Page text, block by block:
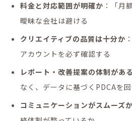
料金と対応範囲が明確か ：「月
曖昧な会社は避ける
クリエイティブの品質は十分か
アカウントを必ず確認する
レポート・改善提案の体制があ
なく、データに基づくPDCAを
コミュニケーションがスムーズか